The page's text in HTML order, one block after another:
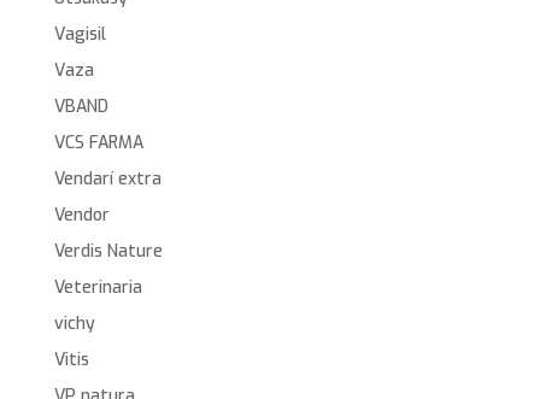
Vagisil
Vaza
VBAND
VCS FARMA
Vendarí extra
Vendor
Verdis Nature
Veterinaria
vichy
Vitis